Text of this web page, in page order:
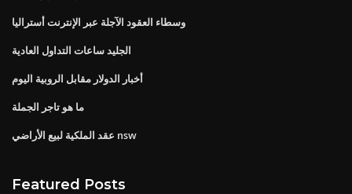
وسطاء العقود الآجلة عبر الإنترنت أستراليا
الجليد ساعات التداول العادية
أخبار الدولار مقابل الروبية اليوم
ما هو تاجر الجملة
عقد الملكية لبيع الأراضي nsw
Featured Posts